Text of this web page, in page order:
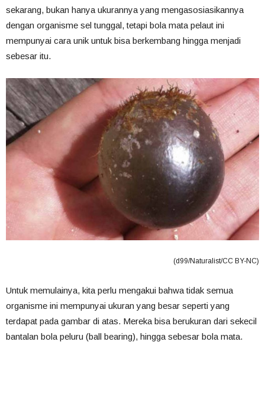
sekarang, bukan hanya ukurannya yang mengasosiasikannya
dengan organisme sel tunggal, tetapi bola mata pelaut ini
mempunyai cara unik untuk bisa berkembang hingga menjadi
sebesar itu.
(d99/Naturalist/CC BY-NC)
Untuk memulainya, kita perlu mengakui bahwa tidak semua
organisme ini mempunyai ukuran yang besar seperti yang
terdapat pada gambar di atas. Mereka bisa berukuran dari sekecil
bantalan bola peluru (ball bearing), hingga sebesar bola mata.